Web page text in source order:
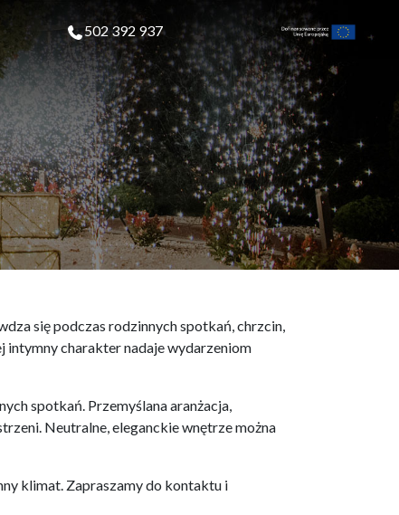
502 392 937
się podczas rodzinnych spotkań, chrzcin,
intymny charakter nadaje wydarzeniom
spotkań. Przemyślana aranżacja,
Neutralne, eleganckie wnętrze można
klimat. Zapraszamy do kontaktu i